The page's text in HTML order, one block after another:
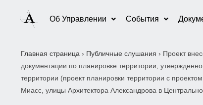
Об Управлении События
Главная страница › Публичные слушания › Проект
документации по планировке территории,
территории (проект планировки территории с
Миасс, улицы Архитектора Александрова в